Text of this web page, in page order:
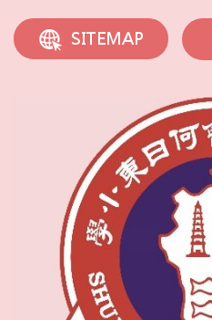
SITEMAP